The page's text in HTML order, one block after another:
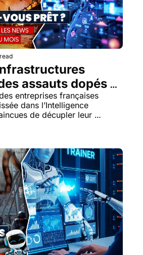
assauts dopés à
: Qui tient votre
ligne de défense ?
entreprises françaises
dans l’Intelligence
de décupler leur
invisible a déjà infiltré nos